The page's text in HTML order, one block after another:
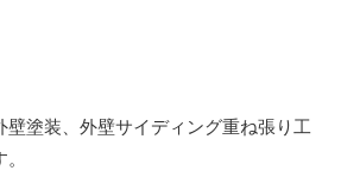
壁塗装、外壁サイディング重ね張り工